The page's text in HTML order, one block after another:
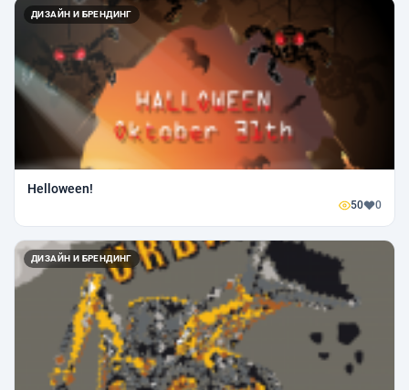
ДИЗАЙН И БРЕНДИНГ
Helloween!
50 0
ДИЗАЙН И БРЕНДИНГ